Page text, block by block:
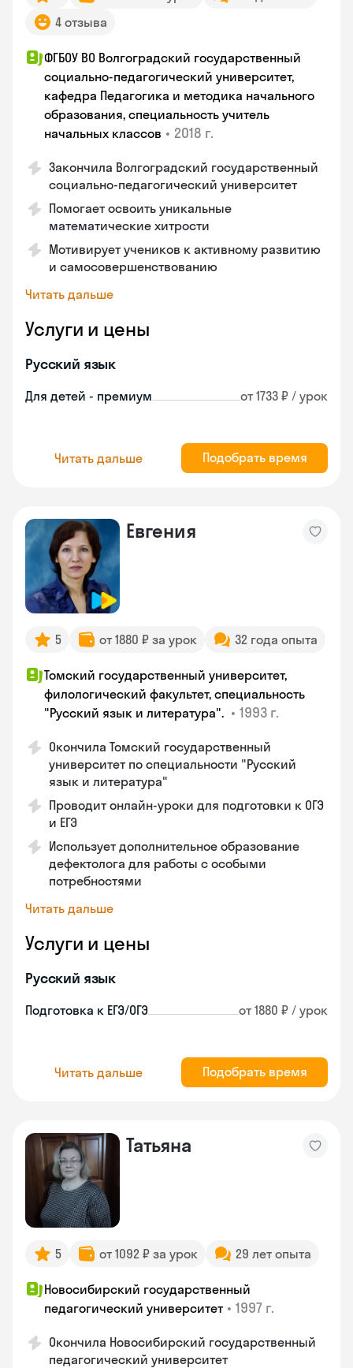
4 отзыва
ФГБОУ ВО Волгоградский государственный
социально-педагогический университет,
кафедра Педагогика и методика начального
образования, специальность учитель
начальных классов • 2018 г.
Закончила Волгоградский государственный
социально-педагогический университет
Помогает освоить уникальные
математические хитрости
Мотивирует учеников к активному развитию
и самосовершенствованию
Читать дальше
Услуги и цены
Русский язык
Для детей - премиум от 1733 ₽ / урок
Читать дальше Подобрать время
Евгения
5 от 1880 ₽ за урок 32 года опыта
Томский государственный университет,
филологический факультет, специальность
"Русский язык и литература". • 1993 г.
Окончила Томский государственный
университет по специальности "Русский
язык и литература"
Проводит онлайн-уроки для подготовки к ОГЭ
и ЕГЭ
Использует дополнительное образование
дефектолога для работы с особыми
потребностями
Читать дальше
Услуги и цены
Русский язык
Подготовка к ЕГЭ/ОГЭ от 1880 ₽ / урок
Читать дальше Подобрать время
Татьяна
5 от 1092 ₽ за урок 29 лет опыта
Новосибирский государственный
педагогический университет • 1997 г.
Окончила Новосибирский государственный
педагогический университет